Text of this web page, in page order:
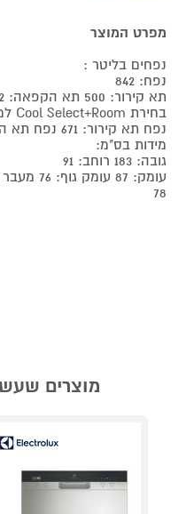
מפרט המוצר
נפחים בליטר :
נפח: 842
תא קירור: 500 תא הקפאה: 342
בחירת Cool Select+Room למצב מקרר
נפח תא קירור: 671 נפח תא הקפאה שמאלי: 171
מידות בס"מ:
גובה: 183 רוחב: 91
עומק: 87
78
מוצרים